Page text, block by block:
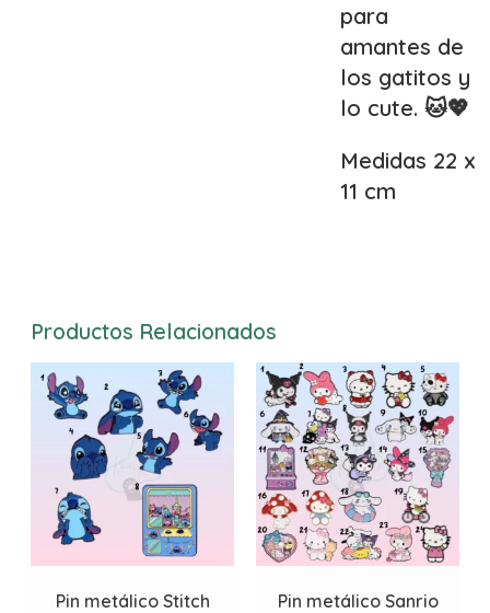
para
amantes de
los gatitos y
lo cute. 🐱💖
Medidas 22 x
11 cm
Productos Relacionados
Pin metálico Stitch Pin metálico Sanrio